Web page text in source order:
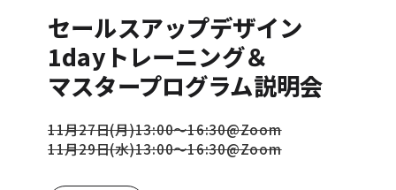
セールスアップデザイン
1dayトレーニング＆
マスタープログラム説明会
11月27日(月)13:00〜16:30@Zoom
11月29日(水)13:00〜16:30@Zoom